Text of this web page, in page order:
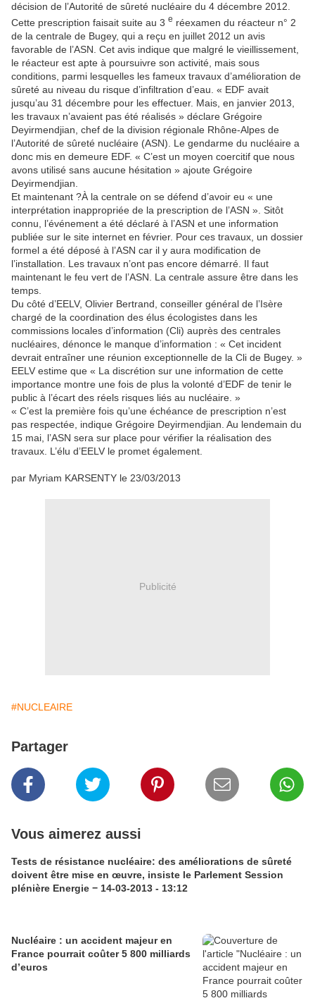
décision de l’Autorité de sûreté nucléaire du 4 décembre 2012.
Cette prescription faisait suite au 3 e réexamen du réacteur n° 2
de la centrale de Bugey, qui a reçu en juillet 2012 un avis
favorable de l’ASN. Cet avis indique que malgré le vieillissement,
le réacteur est apte à poursuivre son activité, mais sous
conditions, parmi lesquelles les fameux travaux d’amélioration de
sûreté au niveau du risque d’infiltration d’eau. « EDF avait
jusqu’au 31 décembre pour les effectuer. Mais, en janvier 2013,
les travaux n’avaient pas été réalisés » déclare Grégoire
Deyirmendjian, chef de la division régionale Rhône-Alpes de
l’Autorité de sûreté nucléaire (ASN). Le gendarme du nucléaire a
donc mis en demeure EDF. « C’est un moyen coercitif que nous
avons utilisé sans aucune hésitation » ajoute Grégoire
Deyirmendjian.
Et maintenant ?À la centrale on se défend d’avoir eu « une
interprétation inappropriée de la prescription de l’ASN ». Sitôt
connu, l’événement a été déclaré à l’ASN et une information
publiée sur le site internet en février. Pour ces travaux, un dossier
formel a été déposé à l’ASN car il y aura modification de
l’installation. Les travaux n’ont pas encore démarré. Il faut
maintenant le feu vert de l’ASN. La centrale assure être dans les
temps.
Du côté d’EELV, Olivier Bertrand, conseiller général de l’Isère
chargé de la coordination des élus écologistes dans les
commissions locales d’information (Cli) auprès des centrales
nucléaires, dénonce le manque d’information : « Cet incident
devrait entraîner une réunion exceptionnelle de la Cli de Bugey. »
EELV estime que « La discrétion sur une information de cette
importance montre une fois de plus la volonté d’EDF de tenir le
public à l’écart des réels risques liés au nucléaire. »
« C’est la première fois qu’une échéance de prescription n’est
pas respectée, indique Grégoire Deyirmendjian. Au lendemain du
15 mai, l’ASN sera sur place pour vérifier la réalisation des
travaux. L’élu d’EELV le promet également.
par Myriam KARSENTY le 23/03/2013
Publicité
#NUCLEAIRE
Partager
Vous aimerez aussi
Tests de résistance nucléaire: des améliorations de sûreté
doivent être mise en œuvre, insiste le Parlement Session
plénière Energie − 14-03-2013 - 13:12
Nucléaire : un accident majeur en
France pourrait coûter 5 800 milliards
d’euros